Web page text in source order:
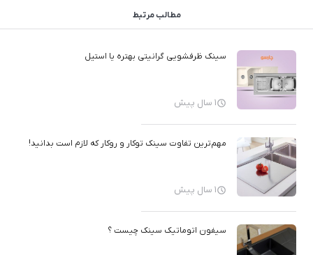
مطالب مرتبط
سینک ظرفشویی گرانیتی بهتره یا استیل
1 سال پیش
مهم‌ترین تفاوت سینک توکار و روکار که لازم است بدانید!
1 سال پیش
سیفون اتوماتیک سینک چیست ؟